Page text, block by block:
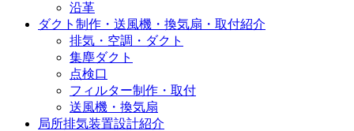
沿革
ダクト制作・送風機・換気扇・取付紹介
排気・空調・ダクト
集塵ダクト
点検口
フィルター制作・取付
送風機・換気扇
局所排気装置設計紹介